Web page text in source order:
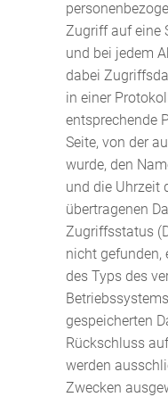
Zugriff auf eine
und bei jedem
dabei
in einer
entsprechende
Seite, von der
wurde, den
und die Uhrzeit
übertragenen
Zugriffsstatus
nicht gefunden,
des Typs des
gespeicherten
Rückschluss
werden
Zwecken